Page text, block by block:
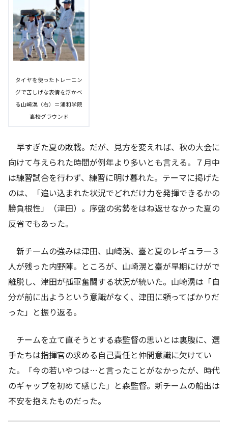
タイヤを使ったトレーニン
グで苦しげな表情を浮かべ
る山崎滉（右）＝浦和学院
高校グラウンド
早すぎた夏の敗戦。だが、見方を変えれば、秋の大会に
向けて与えられた時間が例年より多いとも言える。７月中
は練習試合を行わず、練習に明け暮れた。テーマに掲げた
のは、「追い込まれた状況でどれだけ力を発揮できるかの
勝負根性」（津田）。序盤の劣勢をはね返せなかった夏の
反省でもあった。
新チームの強みは津田、山崎滉、臺と夏のレギュラー３
人が残った内野陣。ところが、山崎滉と臺が早期にけがで
離脱し、津田が孤軍奮闘する状況が続いた。山崎滉は「自
分が前に出ようという意識がなく、津田に頼ってばかりだ
った」と振り返る。
チームを立て直そうとする森監督の思いとは裏腹に、選
手たちは指揮官の求める自己責任と仲間意識に欠けてい
た。「今の若いやつは…と言ったことがなかったが、時代
のギャップを初めて感じた」と森監督。新チームの船出は
不安を抱えたものだった。